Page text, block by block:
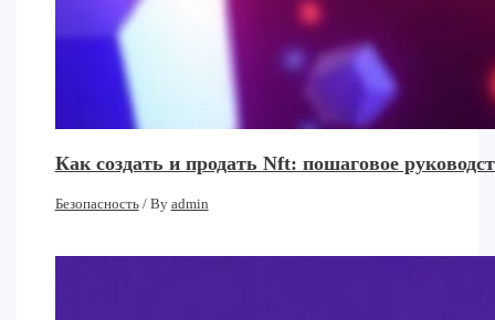
Как создать и продать Nft: пошаговое
Безопасность/ By admin